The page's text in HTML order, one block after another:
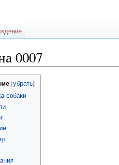
0007
убрать
собаки